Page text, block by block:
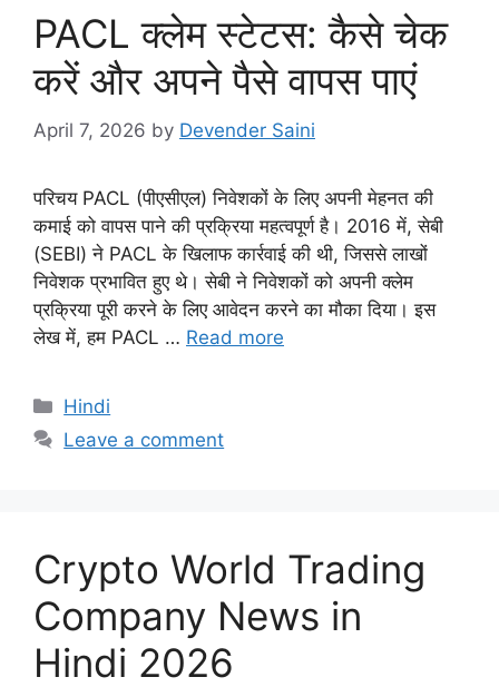
PACL क्लेम स्टेटस: कैसे चेक
करें और अपने पैसे वापस पाएं
April 7, 2026 by Devender Saini
परिचय PACL (पीएसीएल) निवेशकों के लिए अपनी मेहनत की
कमाई को वापस पाने की प्रक्रिया महत्वपूर्ण है। 2016 में, सेबी
(SEBI) ने PACL के खिलाफ कार्रवाई की थी, जिससे लाखों
निवेशक प्रभावित हुए थे। सेबी ने निवेशकों को अपनी क्लेम
प्रक्रिया पूरी करने के लिए आवेदन करने का मौका दिया। इस
लेख में, हम PACL … Read more
Categories
Hindi
Leave a comment
Crypto World Trading
Company News in
Hindi 2026